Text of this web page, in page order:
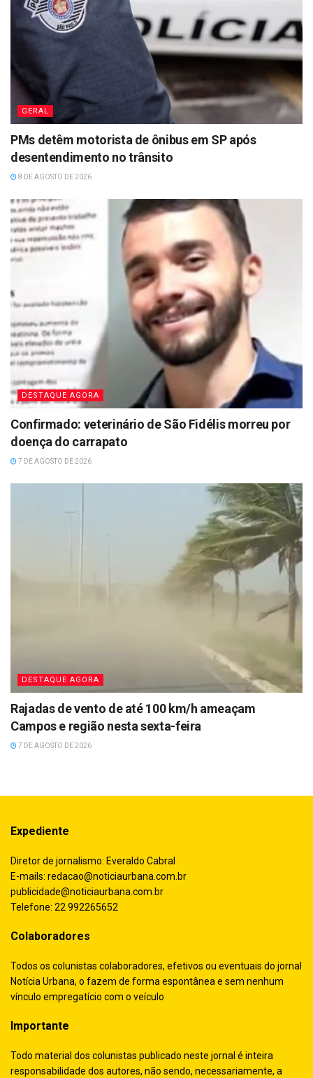
GERAL
PMs detêm motorista de ônibus em SP após
desentendimento no trânsito
8 DE AGOSTO DE 2026
DESTAQUE AGORA
Confirmado: veterinário de São Fidélis morreu por
doença do carrapato
7 DE AGOSTO DE 2026
DESTAQUE AGORA
Rajadas de vento de até 100 km/h ameaçam
Campos e região nesta sexta-feira
7 DE AGOSTO DE 2026
Expediente
Diretor de jornalismo: Everaldo Cabral
E-mails: redacao@noticiaurbana.com.br
publicidade@noticiaurbana.com.br
Telefone: 22 992265652
Colaboradores
Todos os colunistas colaboradores, efetivos ou eventuais do jornal
Notícia Urbana, o fazem de forma espontânea e sem nenhum
vínculo empregatício com o veículo
Importante
Todo material dos colunistas publicado neste jornal é inteira
responsabilidade dos autores, não sendo, necessariamente, a